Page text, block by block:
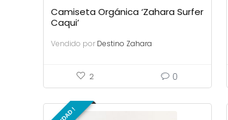
Camiseta Orgánica ‘Zahara Surfer
Caqui’
Vendido por Destino Zahara
2 0